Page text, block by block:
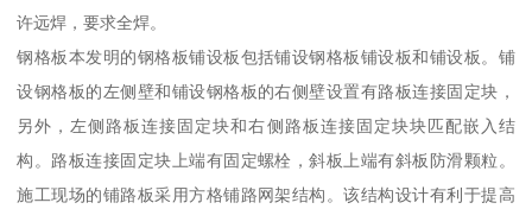
许远焊，要求全焊。
钢格板本发明的钢格板铺设板包括铺设钢格板铺设板和铺设板。铺
设钢格板的左侧壁和铺设钢格板的右侧壁设置有路板连接固定块，
另外，左侧路板连接固定块和右侧路板连接固定块块匹配嵌入结
构。路板连接固定块上端有固定螺栓，斜板上端有斜板防滑颗粒。
施工现场的铺路板采用方格铺路网架结构。该结构设计有利于提高